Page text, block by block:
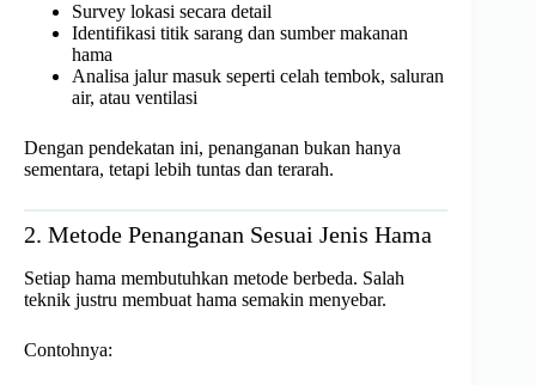
Survey lokasi secara detail
Identifikasi titik sarang dan sumber makanan
hama
Analisa jalur masuk seperti celah tembok, saluran
air, atau ventilasi
Dengan pendekatan ini, penanganan bukan hanya
sementara, tetapi lebih tuntas dan terarah.
2. Metode Penanganan Sesuai Jenis Hama
Setiap hama membutuhkan metode berbeda. Salah
teknik justru membuat hama semakin menyebar.
Contohnya: